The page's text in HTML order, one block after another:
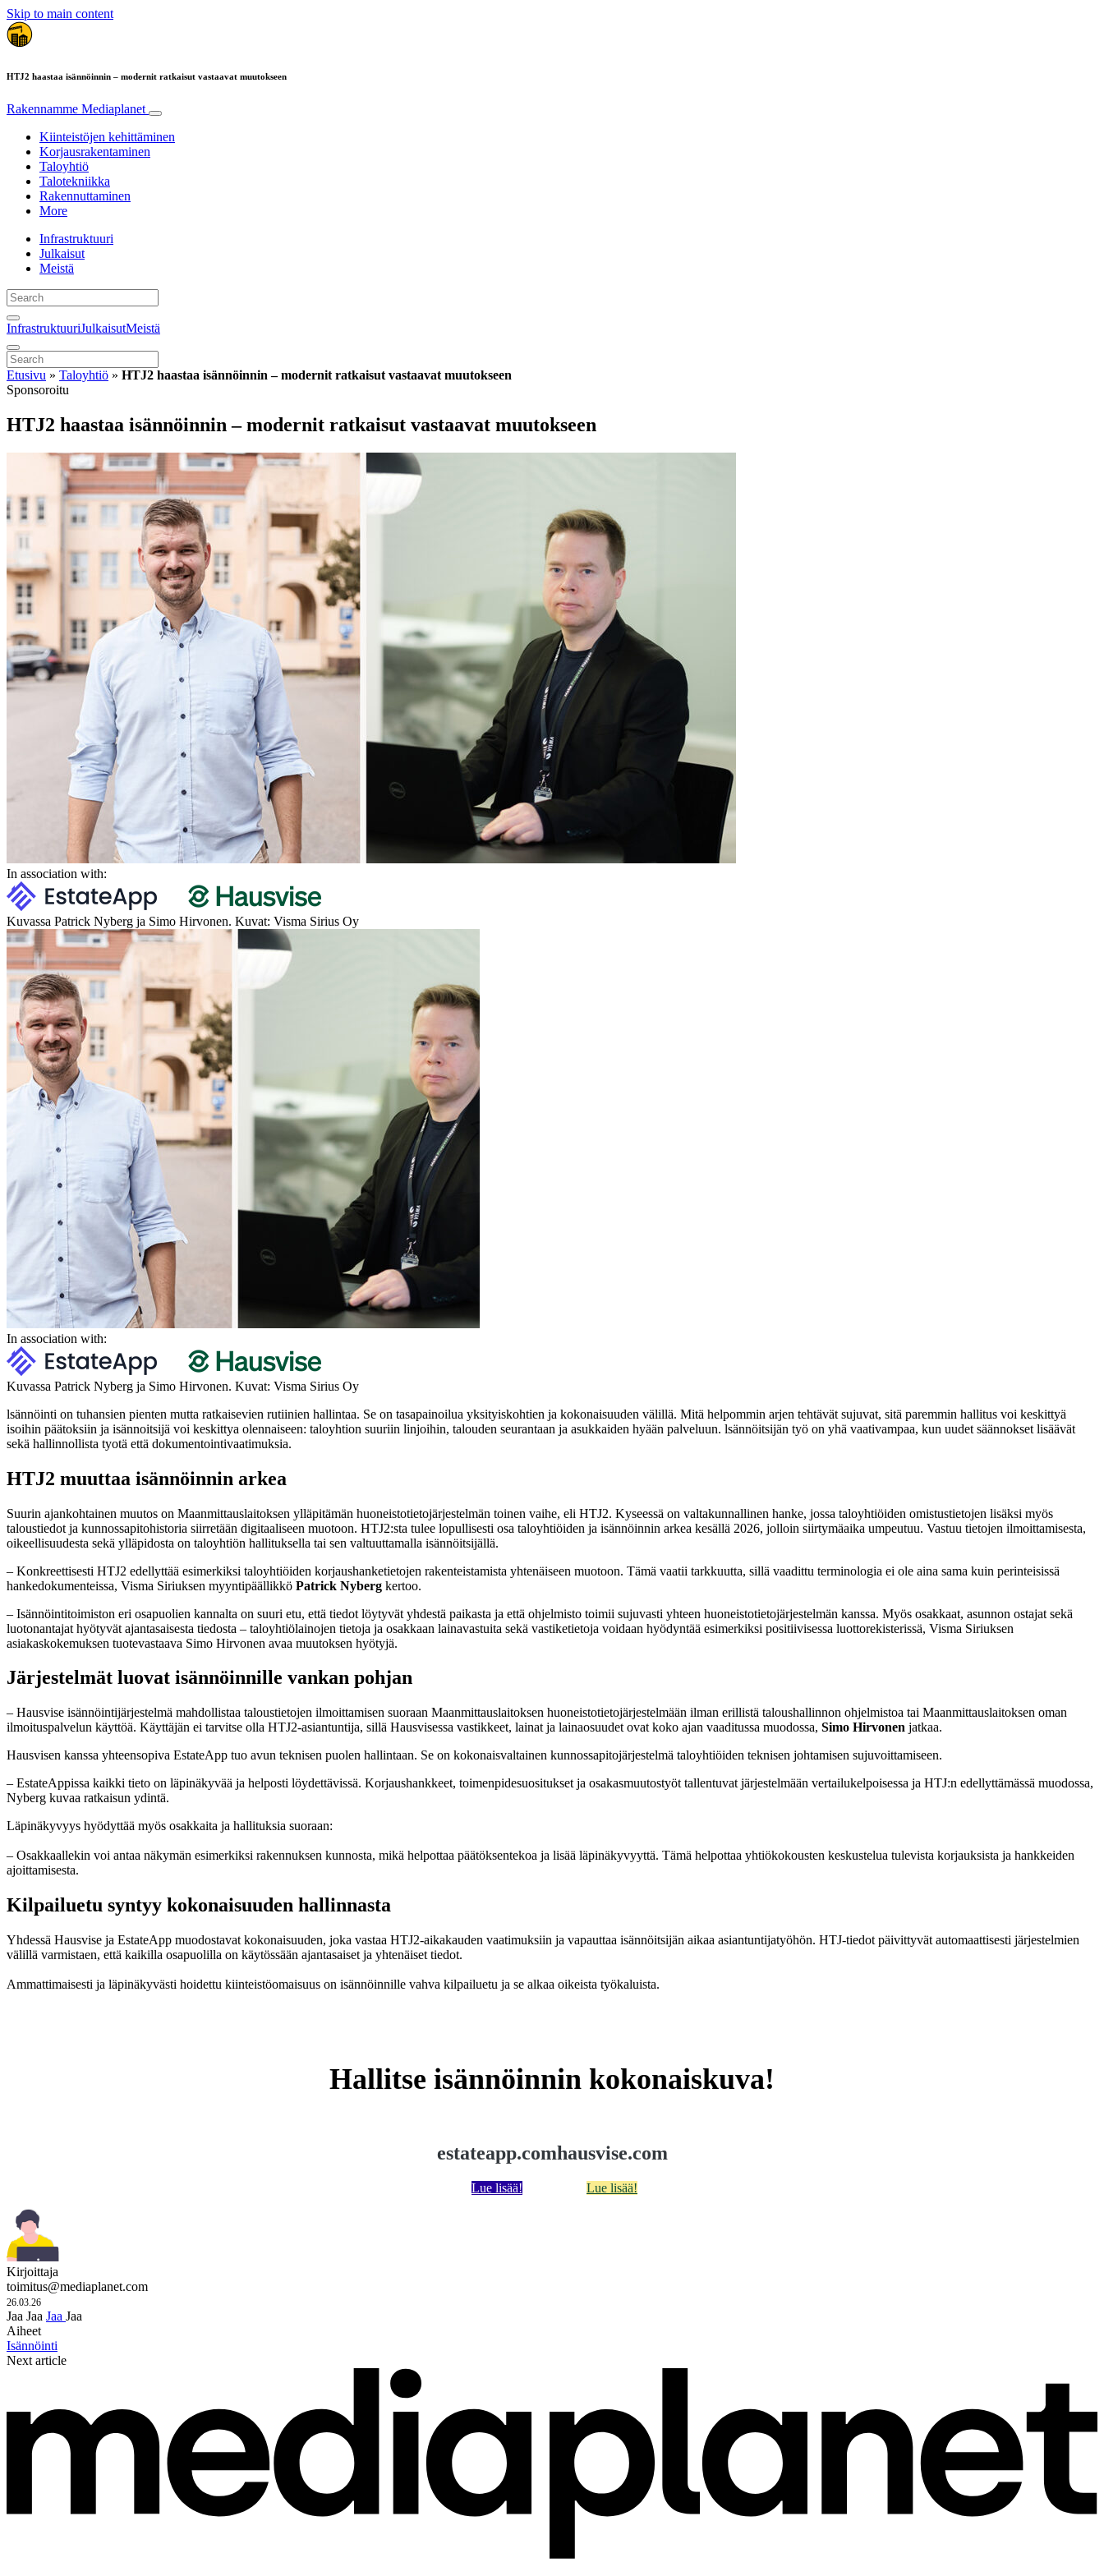
Skip to main content
HTJ2 haastaa isännöinnin – modernit ratkaisut vastaavat muutokseen
Rakennamme Mediaplanet
Kiinteistöjen kehittäminen
Korjausrakentaminen
Taloyhtiö
Talotekniikka
Rakennuttaminen
More
Infrastruktuuri
Julkaisut
Meistä
InfrastruktuuriJulkaisutMeistä
Etusivu » Taloyhtiö » HTJ2 haastaa isännöinnin – modernit ratkaisut vastaavat muutokseen
Sponsoroitu
HTJ2 haastaa isännöinnin – modernit ratkaisut vastaavat muutokseen
In association with:
Kuvassa Patrick Nyberg ja Simo Hirvonen. Kuvat: Visma Sirius Oy
In association with:
Kuvassa Patrick Nyberg ja Simo Hirvonen. Kuvat: Visma Sirius Oy
lsännöinti on tuhansien pienten mutta ratkaisevien rutiinien hallintaa. Se on tasapainoilua yksityiskohtien ja kokonaisuuden välillä. Mitä helpommin arjen tehtävät sujuvat, sitä paremmin hallitus voi keskittyä
isoihin päätoksiin ja isännoitsijä voi keskittya olennaiseen: taloyhtion suuriin linjoihin, talouden seurantaan ja asukkaiden hyään palveluun. lsännöitsijän työ on yhä vaativampaa, kun uudet säännokset lisäävät
sekä hallinnollista tyotä että dokumentointivaatimuksia.
HTJ2 muuttaa isännöinnin arkea
Suurin ajankohtainen muutos on Maanmittauslaitoksen ylläpitämän huoneistotietojärjestelmän toinen vaihe, eli HTJ2. Kyseessä on valtakunnallinen hanke, jossa taloyhtiöiden omistustietojen lisäksi myös
taloustiedot ja kunnossapitohistoria siirretään digitaaliseen muotoon. HTJ2:sta tulee lopullisesti osa taloyhtiöiden ja isännöinnin arkea kesällä 2026, jolloin siirtymäaika umpeutuu. Vastuu tietojen ilmoittamisesta,
oikeellisuudesta sekä ylläpidosta on taloyhtiön hallituksella tai sen valtuuttamalla isännöitsijällä.
– Konkreettisesti HTJ2 edellyttää esimerkiksi taloyhtiöiden korjaushanketietojen rakenteistamista yhtenäiseen muotoon. Tämä vaatii tarkkuutta, sillä vaadittu terminologia ei ole aina sama kuin perinteisissä
hankedokumenteissa, Visma Siriuksen myyntipäällikkö Patrick Nyberg kertoo.
– Isännöintitoimiston eri osapuolien kannalta on suuri etu, että tiedot löytyvät yhdestä paikasta ja että ohjelmisto toimii sujuvasti yhteen huoneistotietojärjestelmän kanssa. Myös osakkaat, asunnon ostajat sekä
luotonantajat hyötyvät ajantasaisesta tiedosta – taloyhtiölainojen tietoja ja osakkaan lainavastuita sekä vastiketietoja voidaan hyödyntää esimerkiksi positiivisessa luottorekisterissä, Visma Siriuksen
asiakaskokemuksen tuotevastaava Simo Hirvonen avaa muutoksen hyötyjä.
Järjestelmät luovat isännöinnille vankan pohjan
– Hausvise isännöintijärjestelmä mahdollistaa taloustietojen ilmoittamisen suoraan Maanmittauslaitoksen huoneistotietojärjestelmään ilman erillistä taloushallinnon ohjelmistoa tai Maanmittauslaitoksen oman
ilmoituspalvelun käyttöä. Käyttäjän ei tarvitse olla HTJ2-asiantuntija, sillä Hausvisessa vastikkeet, lainat ja lainaosuudet ovat koko ajan vaaditussa muodossa, Simo Hirvonen jatkaa.
Hausvisen kanssa yhteensopiva EstateApp tuo avun teknisen puolen hallintaan. Se on kokonaisvaltainen kunnossapitojärjestelmä taloyhtiöiden teknisen johtamisen sujuvoittamiseen.
– EstateAppissa kaikki tieto on läpinäkyvää ja helposti löydettävissä. Korjaushankkeet, toimenpidesuositukset ja osakasmuutostyöt tallentuvat järjestelmään vertailukelpoisessa ja HTJ:n edellyttämässä muodossa,
Nyberg kuvaa ratkaisun ydintä.
Läpinäkyvyys hyödyttää myös osakkaita ja hallituksia suoraan:
– Osakkaallekin voi antaa näkymän esimerkiksi rakennuksen kunnosta, mikä helpottaa päätöksentekoa ja lisää läpinäkyvyyttä. Tämä helpottaa yhtiökokousten keskustelua tulevista korjauksista ja hankkeiden
ajoittamisesta.
Kilpailuetu syntyy kokonaisuuden hallinnasta
Yhdessä Hausvise ja EstateApp muodostavat kokonaisuuden, joka vastaa HTJ2-aikakauden vaatimuksiin ja vapauttaa isännöitsijän aikaa asiantuntijatyöhön. HTJ-tiedot päivittyvät automaattisesti järjestelmien
välillä varmistaen, että kaikilla osapuolilla on käytössään ajantasaiset ja yhtenäiset tiedot.
Ammattimaisesti ja läpinäkyvästi hoidettu kiinteistöomaisuus on isännöinnille vahva kilpailuetu ja se alkaa oikeista työkaluista.
Hallitse isännöinnin kokonaiskuva!
estateapp.com
Lue lisää!
hausvise.com
Lue lisää!
Kirjoittaja
toimitus@mediaplanet.com
26.03.26
Jaa Jaa Jaa Jaa
Aiheet
Isännöinti
Next article